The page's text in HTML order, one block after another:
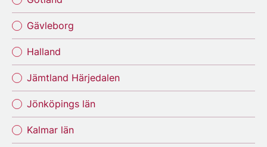
Gävleborg
Halland
Jämtland Härjedalen
Jönköpings län
Kalmar län